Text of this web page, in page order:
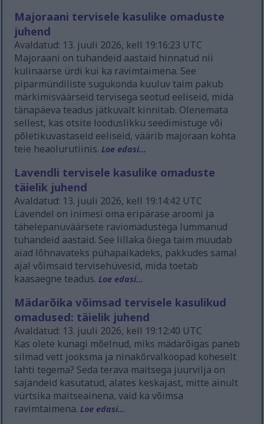
Majoraani tervisele kasulike omaduste
juhend
Avaldatud: 13. juuli 2026, kell 19:16:23 UTC
Majoraani on tuhandeid aastaid hinnatud nii
kulinaarse ürdi kui ka ravimtaimena. See
piparmündiliste sugukonda kuuluv taim pakub
märkimisväärseid tervisega seotud eeliseid, mida
tänapäeva teadus jätkuvalt kinnitab. Olenemata
sellest, kas otsite looduslikku seedimistuge või
põletikuvastaseid eeliseid, väärib majoraan kohta
teie heaolurutiinis.Loe edasi...
Lavendli tervisele kasulike omaduste
täielik juhend
Avaldatud: 13. juuli 2026, kell 19:14:42 UTC
Lavendel on inimesi oma eripärase aroomi ja
tähelepanuväärsete raviomadustega lummanud
tuhandeid aastaid. See lillaka õiega taim muudab
aiad lõhnavateks pühapaikadeks, pakkudes samal
ajal võimsaid tervisehüvesid, mida toetab
kaasaegne teadus.Loe edasi...
Mädarõika võimsad tervisele kasulikud
omadused: täielik juhend
Avaldatud: 13. juuli 2026, kell 19:12:40 UTC
Kas olete kunagi mõelnud, miks mädarõigas paneb
silmad vett jooksma ja ninakõrvalkoopad koheselt
lahti tegema? Seda terava maitsega juurvilja on
sajandeid kasutatud, alates keskajast, mitte ainult
vürtsika maitseainena, vaid ka võimsa
ravimtaimena.Loe edasi...